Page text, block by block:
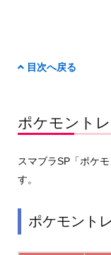
目次へ戻る
ポケモント
スマブラSP「ポケ
す。
ポケモント